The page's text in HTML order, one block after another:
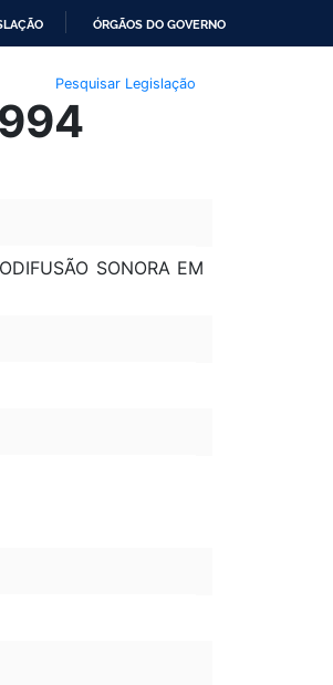
ÓRGÃOS DO GOVERNO
Pesquisar Legislação
SONORA EM